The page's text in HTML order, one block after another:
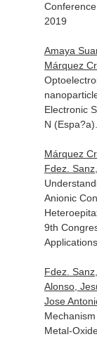
2019
Amaya
Márquez
Electronic
N
Márquez
Fdez.
Anionic
9th
Fdez.
Alonso,
Jose
Metal-